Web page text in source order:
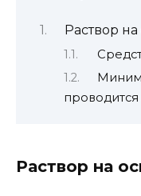
Раствор
проводится
Раствор на